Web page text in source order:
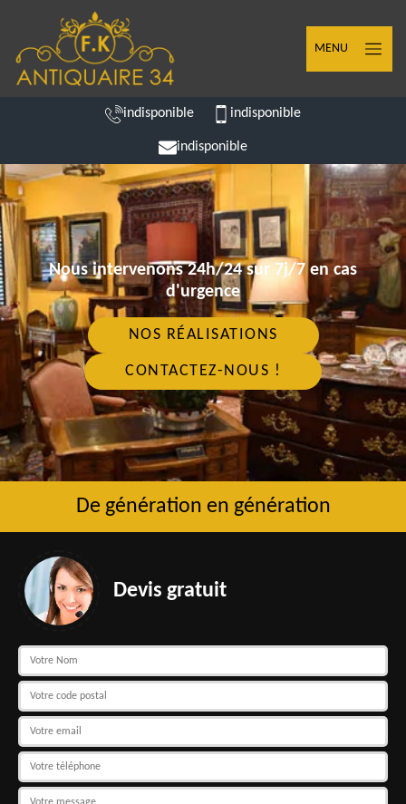
MENU
indisponible indisponible
indisponible
Nous intervenons 24h/24 sur 7j/7 en cas
d'urgence
NOS RÉALISATIONS
CONTACTEZ-NOUS !
De génération en génération
Devis gratuit